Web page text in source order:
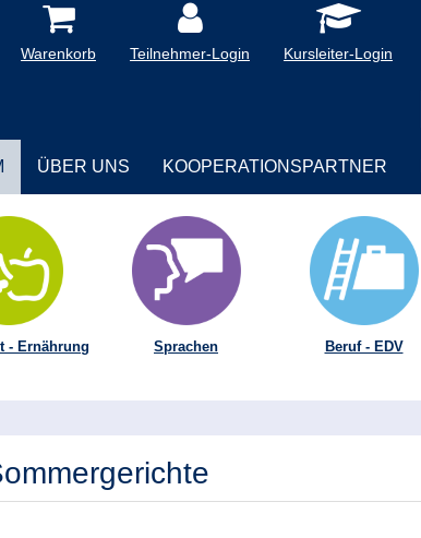
Warenkorb Teilnehmer-Login Kursleiter-Login
ÜBER UNS KOOPERATIONSPARTNER
- Ernährung Sprachen Beruf - EDV